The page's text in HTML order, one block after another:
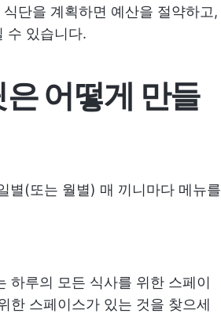
단을 계획하면 예산을 절약하고,
수 있습니다.
어떻게 만들
별(또는 월별) 매 끼니마다 메뉴를
하루의 모든 식사를 위한 스페이
한 스페이스가 있는 것을 찾으세